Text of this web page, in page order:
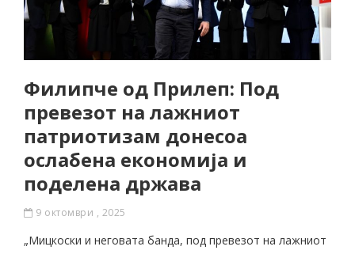
Филипче од Прилеп: Под
превезот на лажниот
патриотизам донесоа
ослабена економија и
поделена држава
9 октомври , 2025
„Мицкоски и неговата банда, под превезот на лажниот